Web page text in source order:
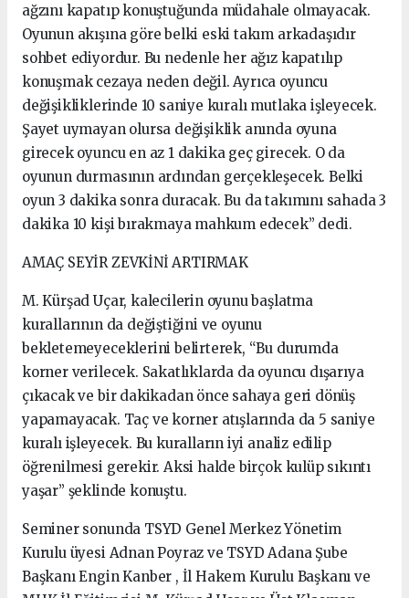
ağzını kapatıp konuştuğunda müdahale olmayacak.
Oyunun akışına göre belki eski takım arkadaşıdır
sohbet ediyordur. Bu nedenle her ağız kapatılıp
konuşmak cezaya neden değil. Ayrıca oyuncu
değişikliklerinde 10 saniye kuralı mutlaka işleyecek.
Şayet uymayan olursa değişiklik anında oyuna
girecek oyuncu en az 1 dakika geç girecek. O da
oyunun durmasının ardından gerçekleşecek. Belki
oyun 3 dakika sonra duracak. Bu da takımını sahada 3
dakika 10 kişi bırakmaya mahkum edecek” dedi.
AMAÇ SEYİR ZEVKİNİ ARTIRMAK
M. Kürşad Uçar, kalecilerin oyunu başlatma
kurallarının da değiştiğini ve oyunu
bekletemeyeceklerini belirterek, “Bu durumda
korner verilecek. Sakatlıklarda da oyuncu dışarıya
çıkacak ve bir dakikadan önce sahaya geri dönüş
yapamayacak. Taç ve korner atışlarında da 5 saniye
kuralı işleyecek. Bu kuralların iyi analiz edilip
öğrenilmesi gerekir. Aksi halde birçok kulüp sıkıntı
yaşar” şeklinde konuştu.
Seminer sonunda TSYD Genel Merkez Yönetim
Kurulu üyesi Adnan Poyraz ve TSYD Adana Şube
Başkanı Engin Kanber , İl Hakem Kurulu Başkanı ve